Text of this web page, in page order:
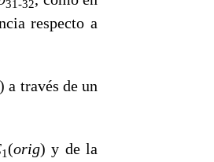
31-32
respecto a
) a través de un
1(orig) y de la